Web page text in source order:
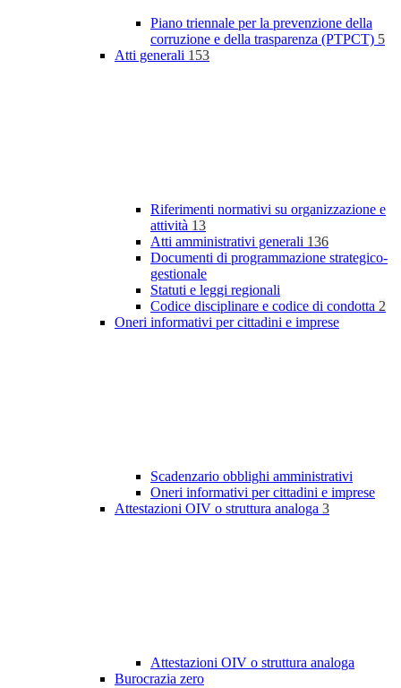
Piano triennale per la prevenzione della
corruzione e della trasparenza (PTPCT) 5
Atti generali 153
Riferimenti normativi su organizzazione e
attività 13
Atti amministrativi generali 136
Documenti di programmazione strategico-
gestionale
Statuti e leggi regionali
Codice disciplinare e codice di condotta 2
Oneri informativi per cittadini e imprese
Scadenzario obblighi amministrativi
Oneri informativi per cittadini e imprese
Attestazioni OIV o struttura analoga 3
Attestazioni OIV o struttura analoga
Burocrazia zero